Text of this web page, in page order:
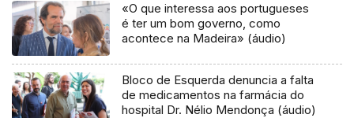
«O que interessa aos portugueses
é ter um bom governo, como
acontece na Madeira» (áudio)
Bloco de Esquerda denuncia a falta
de medicamentos na farmácia do
hospital Dr. Nélio Mendonça (áudio)